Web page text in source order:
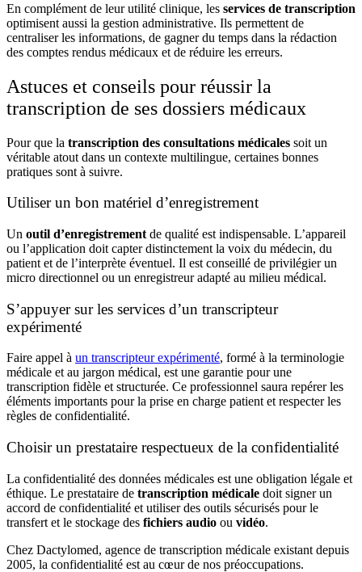
En complément de leur utilité clinique, les services de transcription
optimisent aussi la gestion administrative. Ils permettent de
centraliser les informations, de gagner du temps dans la rédaction
des comptes rendus médicaux et de réduire les erreurs.
Astuces et conseils pour réussir la
transcription de ses dossiers médicaux
Pour que la transcription des consultations médicales soit un
véritable atout dans un contexte multilingue, certaines bonnes
pratiques sont à suivre.
Utiliser un bon matériel d’enregistrement
Un outil d’enregistrement de qualité est indispensable. L’appareil
ou l’application doit capter distinctement la voix du médecin, du
patient et de l’interprète éventuel. Il est conseillé de privilégier un
micro directionnel ou un enregistreur adapté au milieu médical.
S’appuyer sur les services d’un transcripteur
expérimenté
Faire appel à un transcripteur expérimenté, formé à la terminologie
médicale et au jargon médical, est une garantie pour une
transcription fidèle et structurée. Ce professionnel saura repérer les
éléments importants pour la prise en charge patient et respecter les
règles de confidentialité.
Choisir un prestataire respectueux de la confidentialité
La confidentialité des données médicales est une obligation légale et
éthique. Le prestataire de transcription médicale doit signer un
accord de confidentialité et utiliser des outils sécurisés pour le
transfert et le stockage des fichiers audio ou vidéo.
Chez Dactylomed, agence de transcription médicale existant depuis
2005, la confidentialité est au cœur de nos préoccupations.